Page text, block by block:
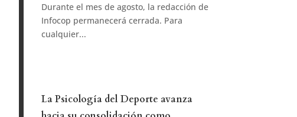
Durante el mes de agosto, la redacción de
Infocop permanecerá cerrada. Para
cualquier...
La Psicología del Deporte avanza